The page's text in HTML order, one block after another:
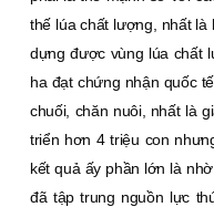
thế lúa chất lượng, nhất là
dựng được vùng lúa chất
ha đạt chứng nhận quốc
chuối, chăn nuôi, nhất là
triển hơn 4 triệu con
kết quả ấy phần lớn là
đã tập trung nguồn lực